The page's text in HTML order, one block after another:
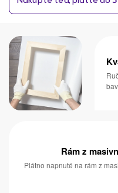
Rám z
Plátno napnuté na rám z